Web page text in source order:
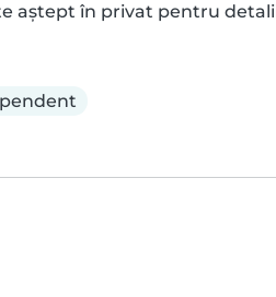
aștept în privat pentru